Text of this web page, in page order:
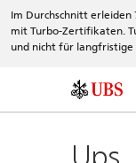
Im Durchschnitt
mit Turbo-Zertifikaten.
und nicht für